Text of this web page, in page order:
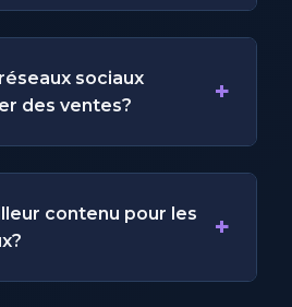
sociaux
des ventes?
+
contenu pour les
+